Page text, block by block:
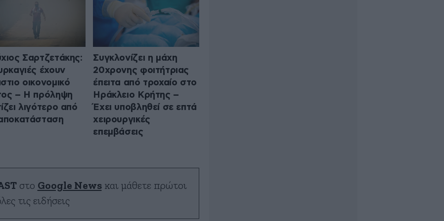
Σαρτζετάκης:
έχουν
οικονομικό
– Η πρόληψη
λιγότερο από
Συγκλονίζει η μάχη
20χρονης φοιτήτριας
έπειτα από τροχαίο στο
Ηράκλειο Κρήτης –
Έχει υποβληθεί σε επτά
χειρουργικές
επεμβάσεις
στο Google Newsκαι μάθετε πρώτοι
τις ειδήσεις